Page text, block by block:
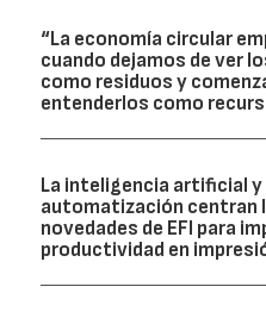
“La economía circular
cuando dejamos de ver
como residuos y
entenderlos como
La inteligencia artificial y
automatización centran
novedades de EFI para
productividad en